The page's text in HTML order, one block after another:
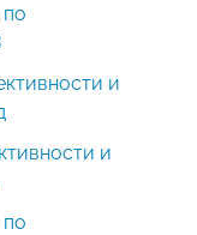
и
и